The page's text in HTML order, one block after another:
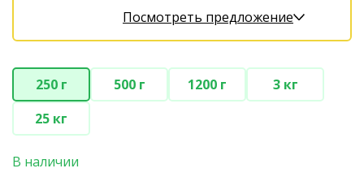
Посмотреть предложение
250 г 500 г 1200 г
3 кг
25 кг
В наличии